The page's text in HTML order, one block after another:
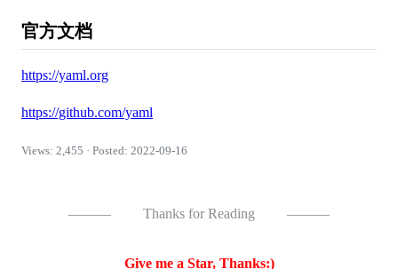
官方文档
https://yaml.org
https://github.com/yaml
Views: 2,455 · Posted: 2022-09-16
——— Thanks for Reading ———
Give me a Star, Thanks:)